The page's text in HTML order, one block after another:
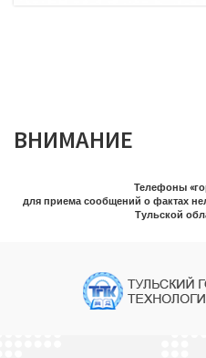
ВНИМАНИЕ
Телефоны
для приема сообщений о фактах
Тульской